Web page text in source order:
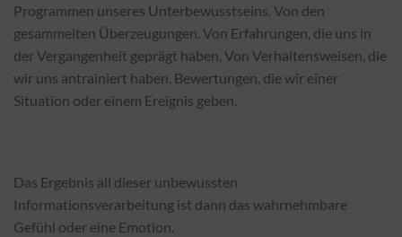
Programmen unseres Unterbewusstseins. Von den
gesammelten Überzeugungen. Von Erfahrungen, die uns in
der Vergangenheit geprägt haben. Von Verhaltensweisen, die
wir uns antrainiert haben. Bewertungen, die wir einer
Situation oder einem Ereignis geben.
Das Ergebnis all dieser unbewussten
Informationsverarbeitung ist dann das wahrnehmbare
Gefühl oder eine Emotion.